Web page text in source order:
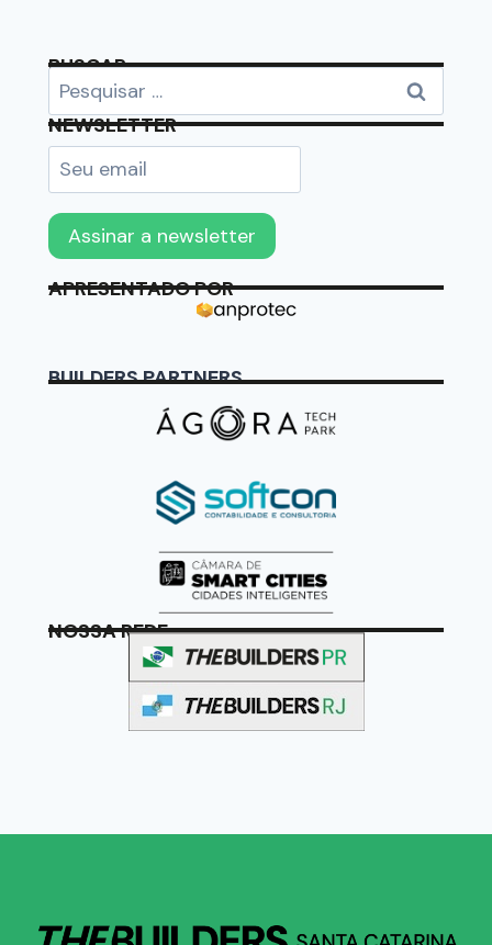
BUSCAR
NEWSLETTER
APRESENTADO POR
BUILDERS PARTNERS
NOSSA REDE